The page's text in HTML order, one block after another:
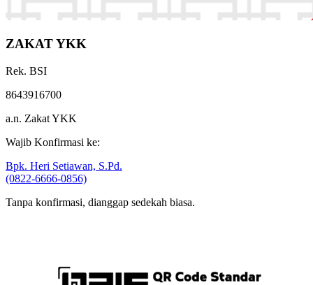
ZAKAT YKK
Rek. BSI
8643916700
a.n. Zakat YKK
Wajib Konfirmasi ke:
Bpk. Heri Setiawan, S.Pd.
(0822-6666-0856)
Tanpa konfirmasi, dianggap sedekah biasa.